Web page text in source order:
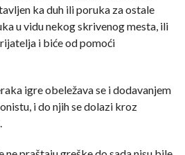
ka duh ili poruka za ostale
u vidu nekog skrivenog mesta, ili
i biće od pomoći
igre obeležava se i dodavanjem
i do njih se dolazi kroz